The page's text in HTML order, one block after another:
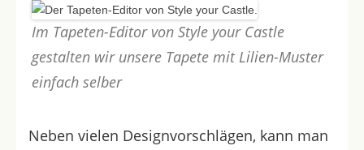
Im Tapeten-Editor von Style your Castle
gestalten wir unsere Tapete mit Lilien-Muster
einfach selber
Neben vielen Designvorschlägen, kann man